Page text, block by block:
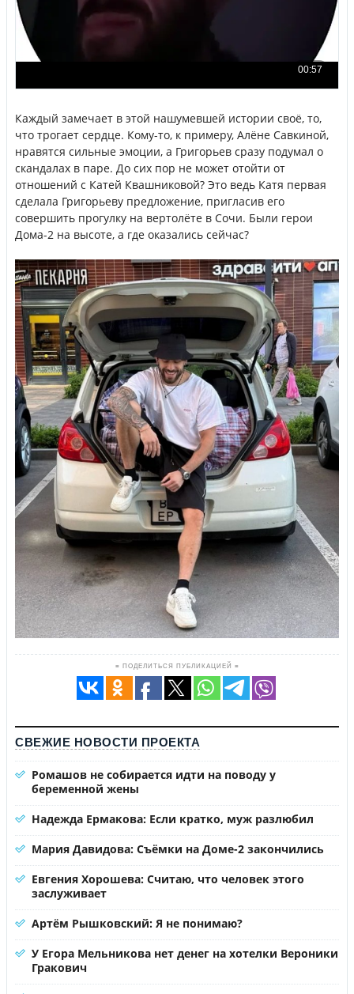
Каждый замечает в этой нашумевшей истории своё, то,
что трогает сердце. Кому-то, к примеру, Алёне Савкиной,
нравятся сильные эмоции, а Григорьев сразу подумал о
скандалах в паре. До сих пор не может отойти от
отношений с Катей Квашниковой? Это ведь Катя первая
сделала Григорьеву предложение, пригласив его
совершить прогулку на вертолёте в Сочи. Были герои
Дома-2 на высоте, а где оказались сейчас?
≡ ПОДЕЛИТЬСЯ ПУБЛИКАЦИЕЙ ≡
СВЕЖИЕ НОВОСТИ ПРОЕКТА
Ромашов не собирается идти на поводу у
беременной жены
Надежда Ермакова: Если кратко, муж разлюбил
Мария Давидова: Съёмки на Доме-2 закончились
Евгения Хорошева: Считаю, что человек этого
заслуживает
Артём Рышковский: Я не понимаю?
У Егора Мельникова нет денег на хотелки Вероники
Гракович